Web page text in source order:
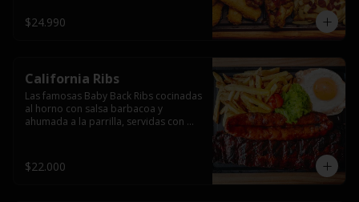
$24.990
California Ribs
Las famosas Baby Back Ribs cocinadas
al horno con salsa barbacoa y
ahumada a la parrilla, servidas con
$22.000